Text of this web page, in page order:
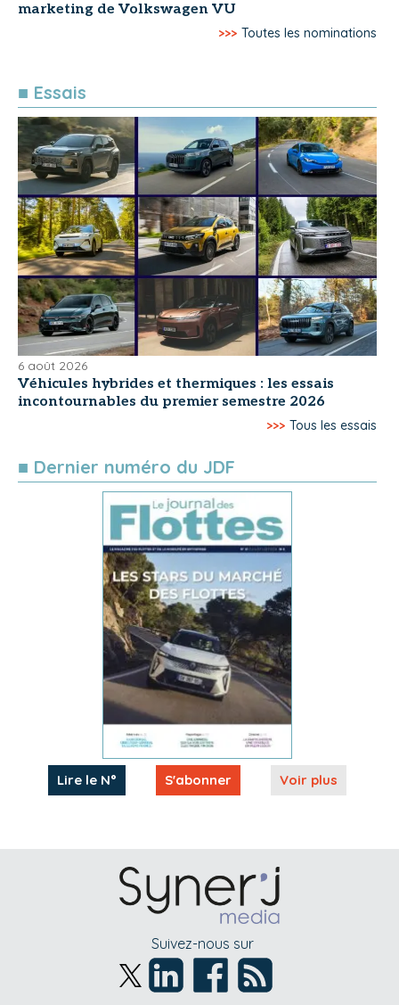
marketing de Volkswagen VU
>>> Toutes les nominations
■ Essais
6 août 2026
Véhicules hybrides et thermiques : les essais
incontournables du premier semestre 2026
>>> Tous les essais
■ Dernier numéro du JDF
Lire le N° S'abonner Voir plus
Suivez-nous sur